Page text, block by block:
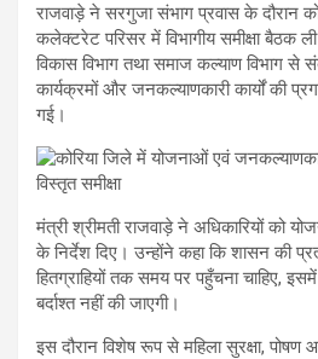
राजवाड़े ने सरगुजा संभाग प्रवास के दौरान
कलेक्टरेट परिसर में विभागीय समीक्षा बैठक
विकास विभाग तथा समाज कल्याण विभाग से
कार्यक्रमों और जनकल्याणकारी कार्यों की
गई।
मंत्री श्रीमती राजवाड़े ने अधिकारियों को
के निर्देश दिए। उन्होंने कहा कि शासन की
हितग्राहियों तक समय पर पहुँचना चाहिए,
बर्दाश्त नहीं की जाएगी।
इस दौरान विशेष रूप से महिला सुरक्षा, पोषण